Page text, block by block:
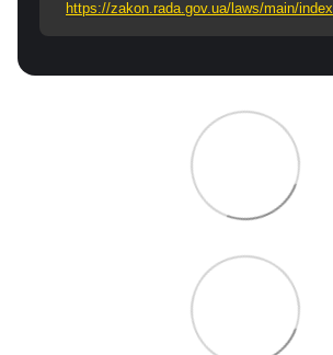
https://zakon.rada.gov.ua/laws/main/index